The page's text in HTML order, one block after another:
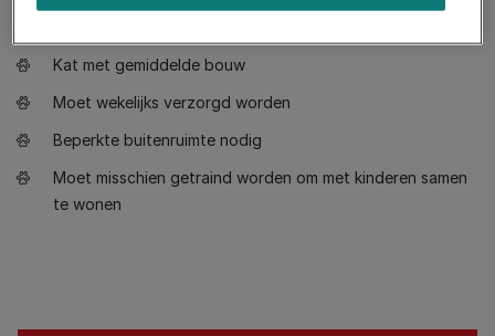
Kat met gemiddelde bouw
Moet wekelijks verzorgd worden
Beperkte buitenruimte nodig
Moet misschien getraind worden om met kinderen samen
te wonen